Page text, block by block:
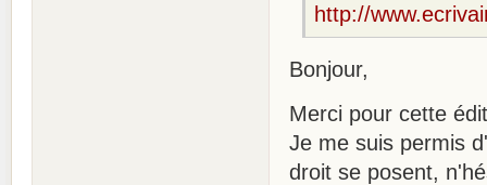
http://
Bonjour,
Merci pour cette
Je me suis permis
droit se posent,